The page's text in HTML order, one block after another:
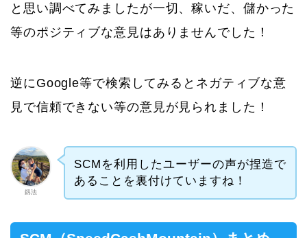
と思い調べてみましたが一切、稼いだ、儲かった
等のポジティブな意見はありませんでした！
逆にGoogle等で検索してみるとネガティブな意
見で信頼できない等の意見が見られました！
釼法
SCMを利用したユーザーの声が捏造で
あることを裏付けていますね！